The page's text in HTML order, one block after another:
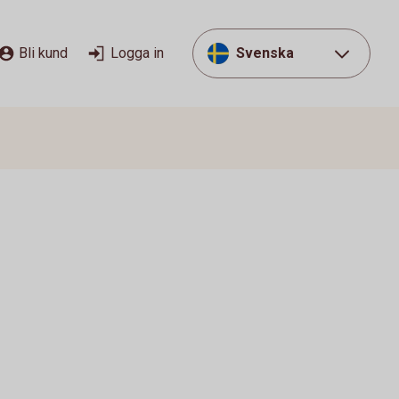
Bli kund Logga in Svenska